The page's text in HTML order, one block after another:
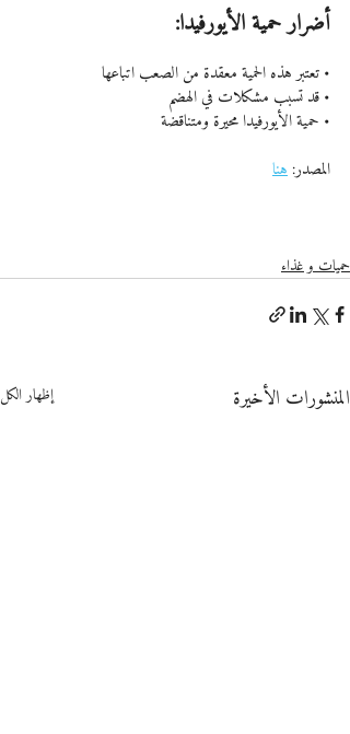
أضرار حمية الأيورفيدا:
• تعتبر هذه الحمية معقدة من الصعب اتباعها
• قد تسبب مشكلات في الهضم
• حمية الأيورفيدا محيرة ومتناقضة
المصدر: هنا
حميات و غذاء
المنشورات الأخيرة إظهار الكل